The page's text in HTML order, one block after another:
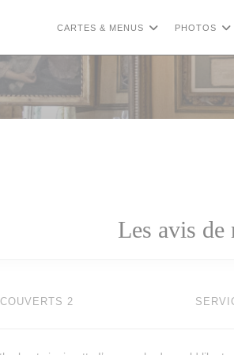
de cookies
CARTES & MENUS PHOTOS
Les avis de
2